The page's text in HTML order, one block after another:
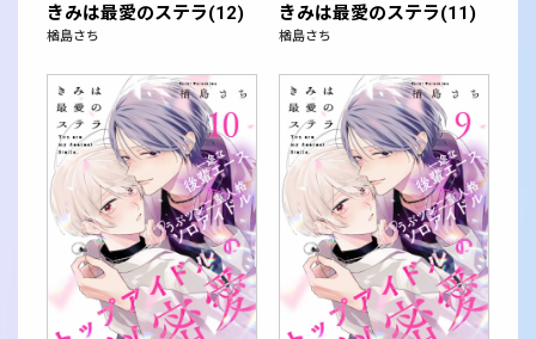
きみは最愛のステラ(12)
楢島さち
きみは最愛のステラ(11)
楢島さち